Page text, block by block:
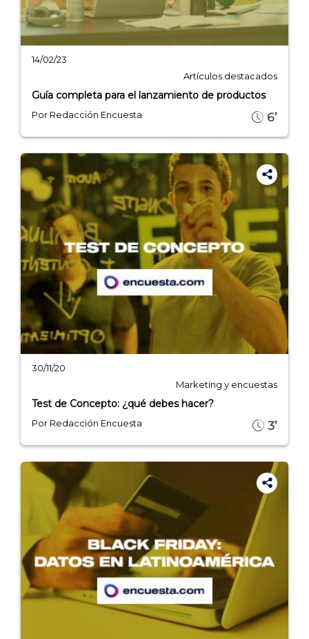
CÓMO FUNCIONA
PLANTILLAS
PRECIOS
BLOG
ACCEDER →
14/02/23
Artículos destacados
Guía completa para el lanzamiento de productos
Por Redacción Encuesta 6’
30/11/20
Marketing y encuestas
Test de Concepto: ¿qué debes hacer?
Por Redacción Encuesta 3’